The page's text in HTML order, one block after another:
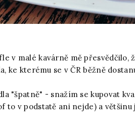
v malé kavárně mě
ke kterému se v ČR běžně
"špatně" - snažím se kupovat
to v podstatě ani nejde) a většinu